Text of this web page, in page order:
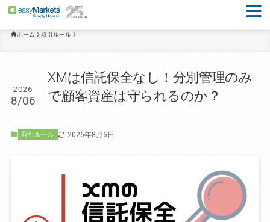
ホーム 取引ルール
XMは信託保全なし！分別管理のみ
で顧客資産は守られるのか？
2026
8/06
取引ルール 2026年8月6日